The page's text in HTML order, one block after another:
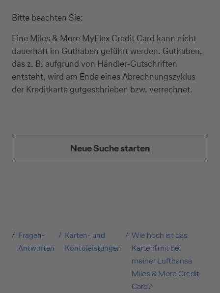
Bitte beachten Sie:
Eine Miles & More MyFlex Credit Card kann nicht
dauerhaft im Guthaben geführt werden. Guthaben,
das z. B. aufgrund von Händler-Gutschriften
entsteht, wird am Ende eines Abrechnungszyklus
der Kreditkarte gutgeschrieben bzw. verrechnet.
Neue Suche starten
Fragen-
Antworten
Karten- und
Kontoleistungen
Wie hoch ist das
Kartenlimit bei
meiner Lufthansa
Miles & More Credit
Card?
Kreditkarte beantragen
Private Nutzung